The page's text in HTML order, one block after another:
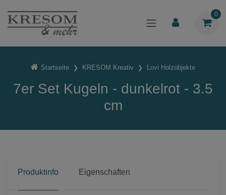
0
Startseite KRESOM Kreativ Lovi Holzobjekte
7er Set Kugeln - dunkelrot - 3.5
cm
Produktinfo Eigenschaften